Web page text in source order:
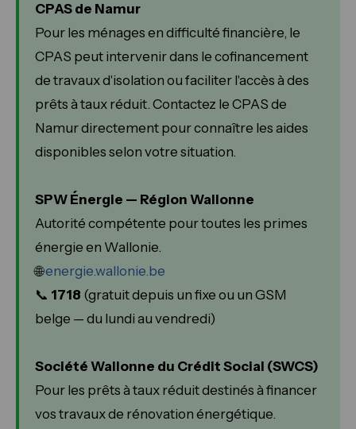
CPAS de Namur
Pour les ménages en difficulté financière, le
CPAS peut intervenir dans le cofinancement
de travaux d'isolation ou faciliter l'accès à des
prêts à taux réduit. Contactez le CPAS de
Namur directement pour connaître les aides
disponibles selon votre situation.
SPW Énergie — Région Wallonne
Autorité compétente pour toutes les primes
énergie en Wallonie.
🌐energie.wallonie.be
📞 1718 (gratuit depuis un fixe ou un GSM
belge — du lundi au vendredi)
Société Wallonne du Crédit Social (SWCS)
Pour les prêts à taux réduit destinés à financer
vos travaux de rénovation énergétique.